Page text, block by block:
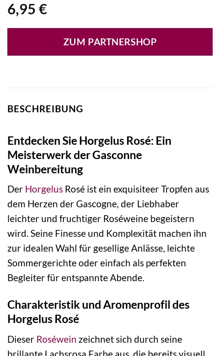
6,95 €
ZUM PARTNERSHOP
BESCHREIBUNG
Entdecken Sie Horgelus Rosé: Ein
Meisterwerk der Gasconne
Weinbereitung
Der Horgelus Rosé ist ein exquisiteer Tropfen aus
dem Herzen der Gascogne, der Liebhaber
leichter und fruchtiger Roséweine begeistern
wird. Seine Finesse und Komplexität machen ihn
zur idealen Wahl für gesellige Anlässe, leichte
Sommergerichte oder einfach als perfekten
Begleiter für entspannte Abende.
Charakteristik und Aromenprofil des
Horgelus Rosé
Dieser Roséwein zeichnet sich durch seine
brillante Lachsrosa Farbe aus, die bereits visuell